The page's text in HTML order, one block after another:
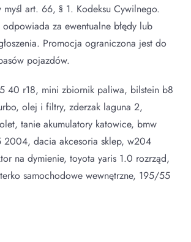
art. 66, § 1. Kodeksu Cywilnego.
za ewentualne błędy lub
Promocja ograniczona jest do
pojazdów.
40 r18, mini zbiornik paliwa, bilstein b8
olej i filtry, zderzak laguna 2,
tanie akumulatory katowice, bmw
dacia akcesoria sklep, w204
na dymienie, toyota yaris 1.0 rozrząd,
samochodowe wewnętrzne, 195/55